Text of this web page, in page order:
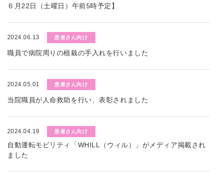
６月22日（土曜日）午前5時予定】
2024.06.13 患者さん向け
職員で病院周りの植栽の手入れを行いました
2024.05.01 患者さん向け
当院職員が人命救助を行い、表彰されました
2024.04.19 患者さん向け
自動運転モビリティ「WHILL（ウィル）」がメディア掲載され
ました